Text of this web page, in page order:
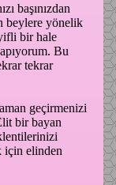
başınızdan
beylere yönelik
bir hale
Bu
tekrar
geçirmenizi
bir bayan
için elinden